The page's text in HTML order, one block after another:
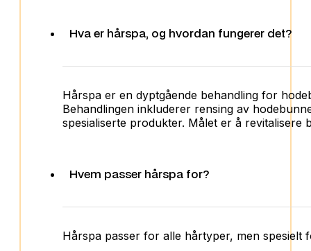
Hva er hårspa, og hvordan fungerer det?
Hårspa er en dyptgående behandling for
Behandlingen inkluderer rensing av
spesialiserte produkter. Målet er å
Hvem passer hårspa for?
Hårspa passer for alle hårtyper, men spesielt